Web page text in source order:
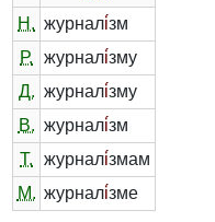
Н. журналі́зм
Р.
журналі́зму
Д. журналі́зму
В. журналі́зм
Т.
журналі́змам
М. журналі́зме